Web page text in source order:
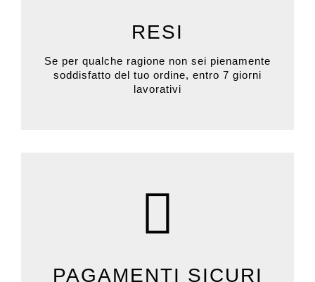
RESI
Se per qualche ragione non sei pienamente
soddisfatto del tuo ordine, entro 7 giorni
lavorativi
PAGAMENTI SICURI